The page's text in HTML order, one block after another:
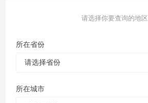
请选择你要查询的地区
所在省份
所在城市